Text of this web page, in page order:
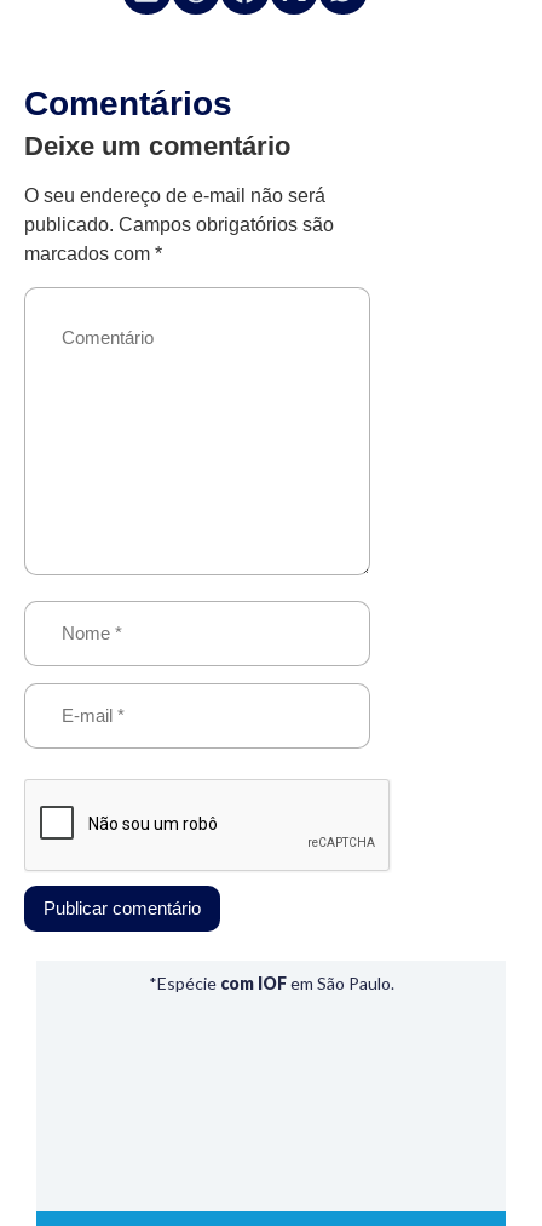
Comentários
Deixe um comentário
O seu endereço de e-mail não será
publicado. Campos obrigatórios são
marcados com *